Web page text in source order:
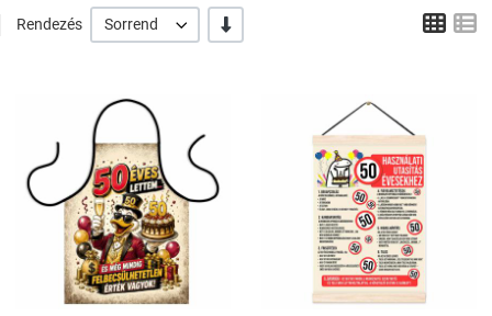
Rendezés Sorrend -/+ Grid
Hozzáadás a kívánságlistához
Összehasonlítás
Gyors nézet